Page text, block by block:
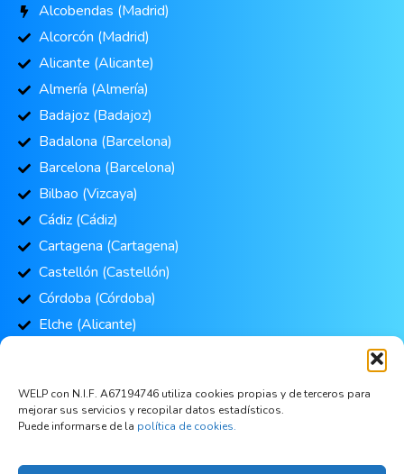
WELP con N.I.F. A67194746 utiliza cookies propias y de terceros para
mejorar sus servicios y recopilar datos estadísticos.
Puede informarse de la política de cookies.
Alcobendas (Madrid)
Alcorcón (Madrid)
Alicante (Alicante)
Almería (Almería)
Badajoz (Badajoz)
Badalona (Barcelona)
Barcelona (Barcelona)
Bilbao (Vizcaya)
Cádiz (Cádiz)
Cartagena (Cartagena)
Castellón (Castellón)
Córdoba (Córdoba)
Elche (Alicante)
Hospitalet (Barcelona)
Jerez (Cádiz)